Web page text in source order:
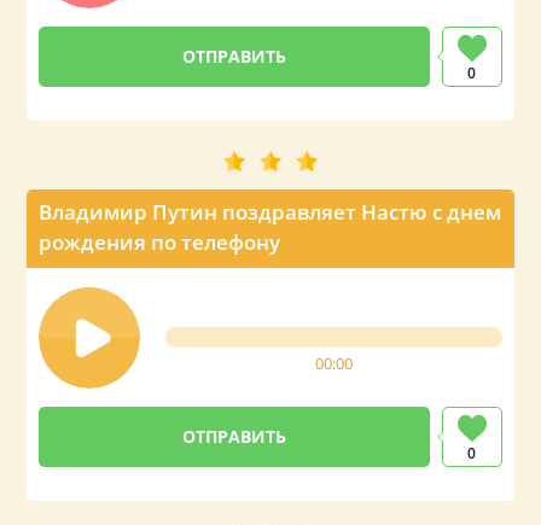
0
Владимир Путин поздравляет Настю с днем
рождения по телефону
00:00
0